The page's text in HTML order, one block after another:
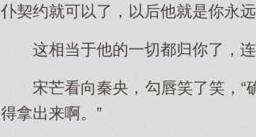
仆契约就可以了，以后他就是你永远
这相当于他的一切都归你了，
宋芒看向秦央，勾唇笑了笑，
得拿出来啊。”